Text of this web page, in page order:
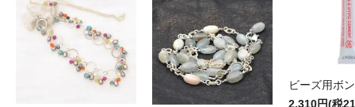
ビーズ用ボ
2,310円(税